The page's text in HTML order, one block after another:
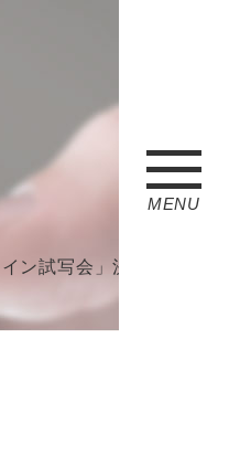
MENU
ン試写会」決定！